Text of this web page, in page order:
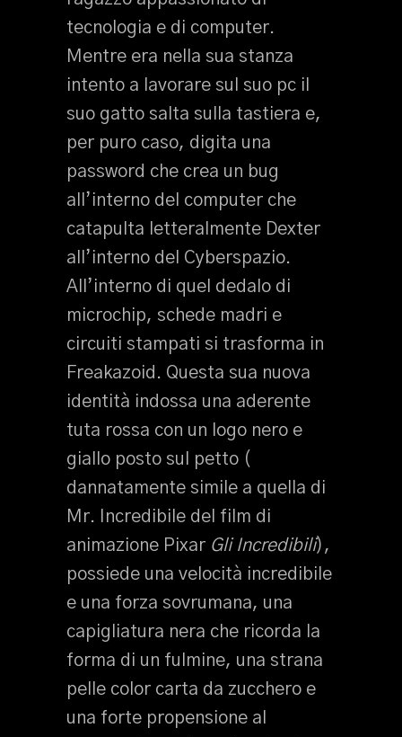
tecnologia e di computer.
Mentre era nella sua stanza
intento a lavorare sul suo pc il
suo gatto salta sulla tastiera e,
per puro caso, digita una
password che crea un bug
all’interno del computer che
catapulta letteralmente Dexter
all’interno del Cyberspazio.
All’interno di quel dedalo di
microchip, schede madri e
circuiti stampati si trasforma in
Freakazoid. Questa sua nuova
identità indossa una aderente
tuta rossa con un logo nero e
giallo posto sul petto (
dannatamente simile a quella di
Mr. Incredibile del film di
animazione Pixar Gli Incredibili),
possiede una velocità incredibile
e una forza sovrumana, una
capigliatura nera che ricorda la
forma di un fulmine, una strana
pelle color carta da zucchero e
una forte propensione al